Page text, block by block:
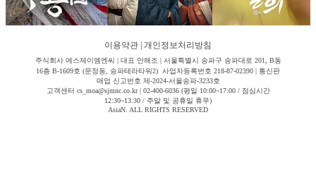
이용약관 개인정보처리방침
주식회사 에스제이엠엔씨 | 대표 안해조 | 서울특별시 송파구 송파대로 201, B동
16층 B-1609호 (문정동, 송파테라타워2) 사업자등록번호 218-87-02390 | 통신판
매업 신고번호 제-2024-서울송파-3233호
고객센터 cs_moa@sjmnc.co.kr | 02-400-6036 (평일 10:00~17:00 / 점심시간
12:30~13:30 / 주말 및 공휴일 휴무)
AsiaN. ALL RIGHTS RESERVED